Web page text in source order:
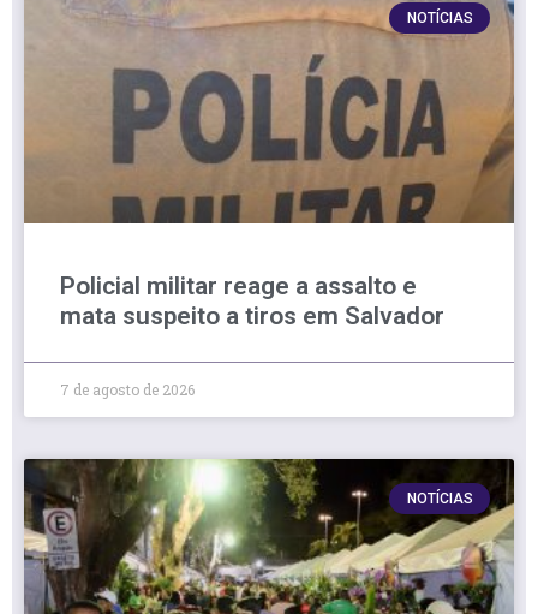
NOTÍCIAS
Policial militar reage a assalto e
mata suspeito a tiros em Salvador
7 de agosto de 2026
NOTÍCIAS